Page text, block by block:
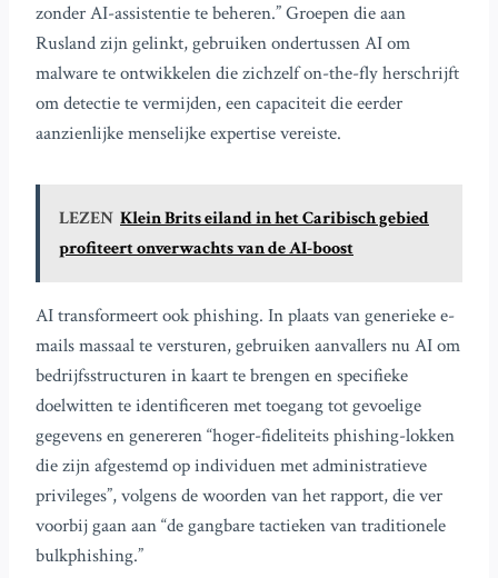
zonder AI-assistentie te beheren.” Groepen die aan
Rusland zijn gelinkt, gebruiken ondertussen AI om
malware te ontwikkelen die zichzelf on-the-fly herschrijft
om detectie te vermijden, een capaciteit die eerder
aanzienlijke menselijke expertise vereiste.
LEZEN Klein Brits eiland in het Caribisch gebied
profiteert onverwachts van de AI-boost
AI transformeert ook phishing. In plaats van generieke e-
mails massaal te versturen, gebruiken aanvallers nu AI om
bedrijfsstructuren in kaart te brengen en specifieke
doelwitten te identificeren met toegang tot gevoelige
gegevens en genereren “hoger-fideliteits phishing-lokken
die zijn afgestemd op individuen met administratieve
privileges”, volgens de woorden van het rapport, die ver
voorbij gaan aan “de gangbare tactieken van traditionele
bulkphishing.”